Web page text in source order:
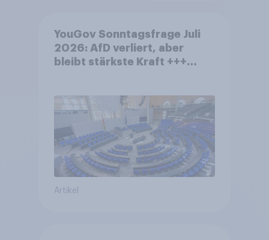
YouGov Sonntagsfrage Juli
2026: AfD verliert, aber
bleibt stärkste Kraft +++
Artikel